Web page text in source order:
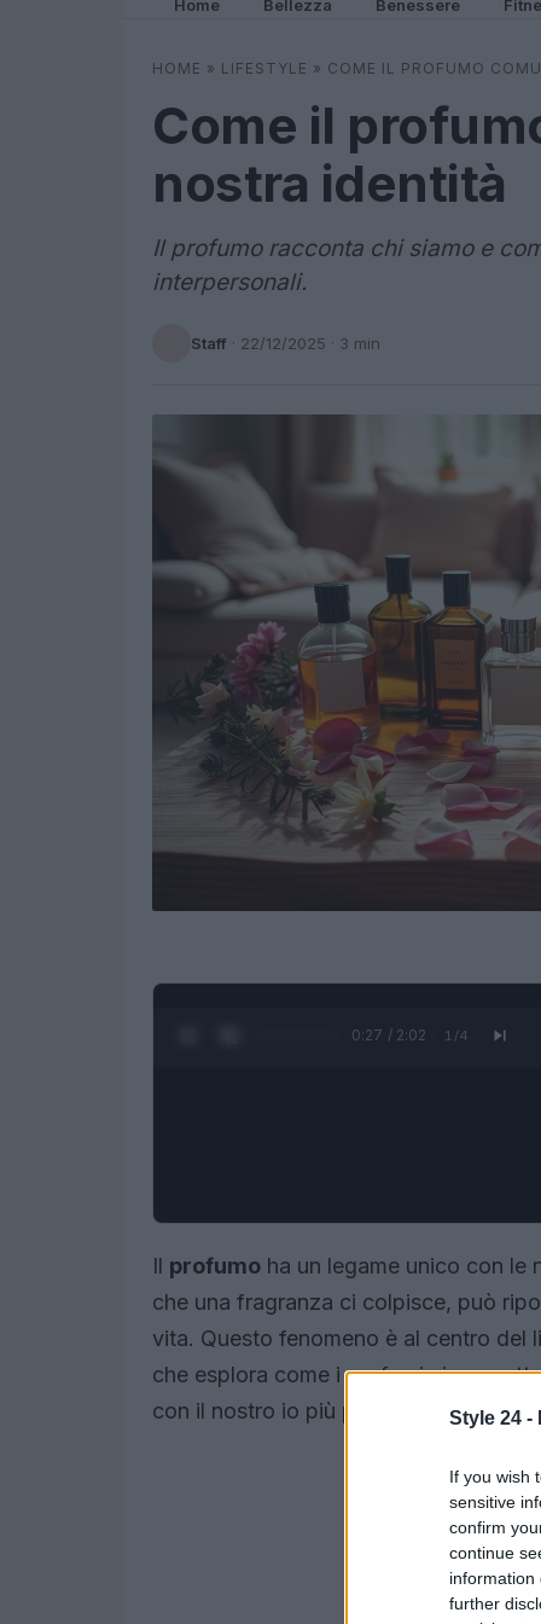
Style 24 -
If you wish
sensitive
confirm
continue
information
further
Home Bellezza Benessere
HOME » LIFESTYLE » COME IL PROFUMO
Come il
nostra identità
Il profumo racconta chi siamo e
interpersonali.
Staff · 22/12/2025 · 3 min
0:28 / 2:02 1 /4
Il profumo ha un legame unico con le
che una fragranza ci colpisce, può
vita. Questo fenomeno è al centro del
che esplora come i profumi ci
con il nostro io più profondo.